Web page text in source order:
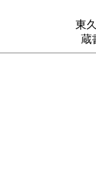
東
蔵